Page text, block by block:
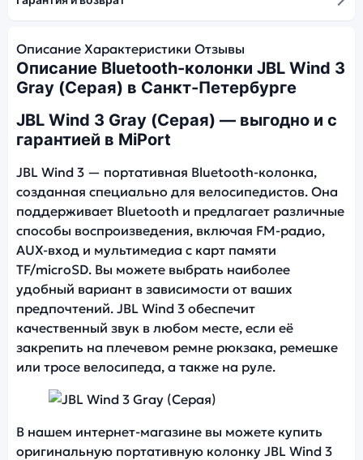
Описание Характеристики Отзывы
Описание Bluetooth-колонки JBL Wind 3
Gray (Серая) в Санкт-Петербурге
JBL Wind 3 Gray (Серая) — выгодно и с
гарантией в MiPort
JBL Wind 3 — портативная Bluetooth-колонка,
созданная специально для велосипедистов. Она
поддерживает Bluetooth и предлагает различные
способы воспроизведения, включая FM-радио,
AUX-вход и мультимедиа с карт памяти
TF/microSD. Вы можете выбрать наиболее
удобный вариант в зависимости от ваших
предпочтений. JBL Wind 3 обеспечит
качественный звук в любом месте, если её
закрепить на плечевом ремне рюкзака, ремешке
или тросе велосипеда, а также на руле.
В нашем интернет-магазине вы можете купить
оригинальную портативную колонку JBL Wind 3